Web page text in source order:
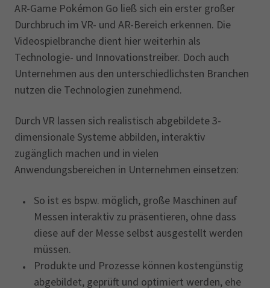
AR-Game Pokémon Go ließ sich ein erster großer
Durchbruch im VR- und AR-Bereich erkennen. Die
Videospielbranche dient hier weiterhin als
Technologie- und Innovationstreiber. Doch auch
Unternehmen aus den unterschiedlichsten Branchen
nutzen die Technologien zunehmend.
Durch VR lassen sich realistisch abgebildete 3-
dimensionale Systeme abbilden, interaktiv
zugänglich machen und in vielen
Anwendungsbereichen in Unternehmen einsetzen:
So ist es bspw. möglich, große Maschinen auf
Messen interaktiv zu präsentieren, ohne dass
diese auf der Messe selbst ausgestellt werden
müssen.
Produkte und Prozesse können kostengünstig
abgebildet, geprüft und optimiert werden, ehe